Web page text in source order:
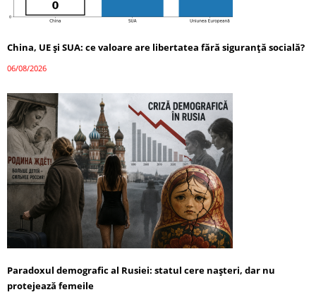
China, UE și SUA: ce valoare are libertatea fără siguranță socială?
06/08/2026
Paradoxul demografic al Rusiei: statul cere nașteri, dar nu
protejează femeile